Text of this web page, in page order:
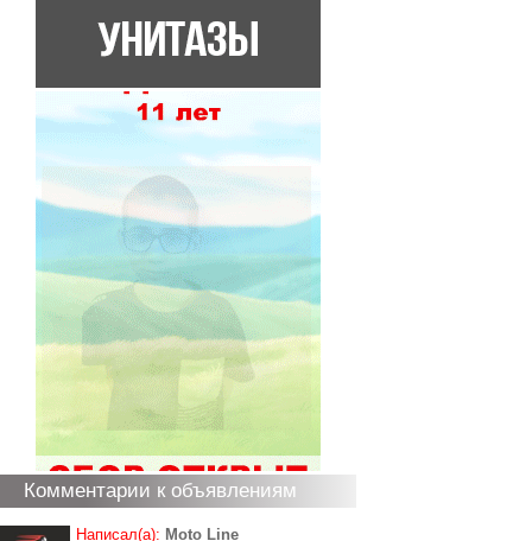
Комментарии к объявлениям
Написал(а): Moto Line